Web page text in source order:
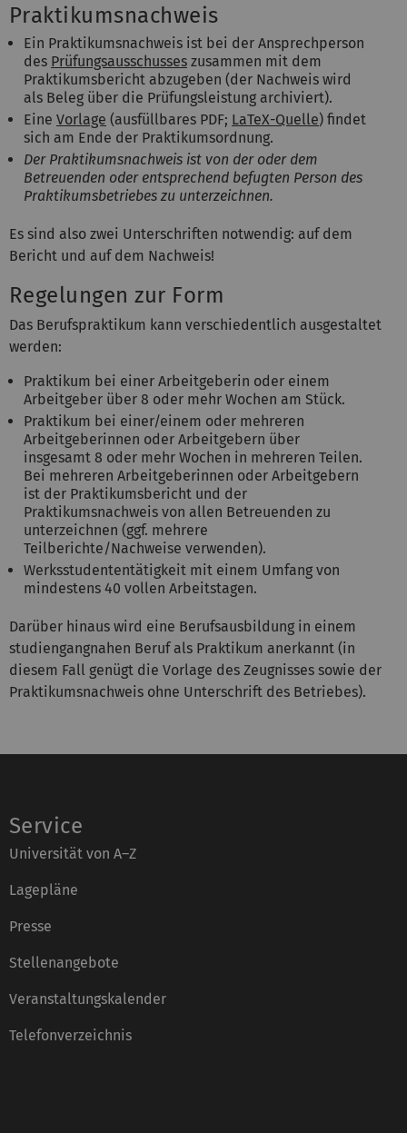
Praktikumsnachweis
Ein Praktikumsnachweis ist bei der Ansprechperson
des Prüfungsausschusses zusammen mit dem
Praktikumsbericht abzugeben (der Nachweis wird
als Beleg über die Prüfungsleistung archiviert).
Eine Vorlage (ausfüllbares PDF; LaTeX-Quelle) findet
sich am Ende der Praktikumsordnung.
Der Praktikumsnachweis ist von der oder dem
Betreuenden oder entsprechend befugten Person des
Praktikumsbetriebes zu unterzeichnen.
Es sind also zwei Unterschriften notwendig: auf dem
Bericht und auf dem Nachweis!
Regelungen zur Form
Das Berufspraktikum kann verschiedentlich ausgestaltet
werden:
Praktikum bei einer Arbeitgeberin oder einem
Arbeitgeber über 8 oder mehr Wochen am Stück.
Praktikum bei einer/einem oder mehreren
Arbeitgeberinnen oder Arbeitgebern über
insgesamt 8 oder mehr Wochen in mehreren Teilen.
Bei mehreren Arbeitgeberinnen oder Arbeitgebern
ist der Praktikumsbericht und der
Praktikumsnachweis von allen Betreuenden zu
unterzeichnen (ggf. mehrere
Teilberichte/Nachweise verwenden).
Werksstudententätigkeit mit einem Umfang von
mindestens 40 vollen Arbeitstagen.
Darüber hinaus wird eine Berufsausbildung in einem
studiengangnahen Beruf als Praktikum anerkannt (in
diesem Fall genügt die Vorlage des Zeugnisses sowie der
Praktikumsnachweis ohne Unterschrift des Betriebes).
Service
Universität von A–Z
Lagepläne
Presse
Stellenangebote
Veranstaltungskalender
Telefonverzeichnis